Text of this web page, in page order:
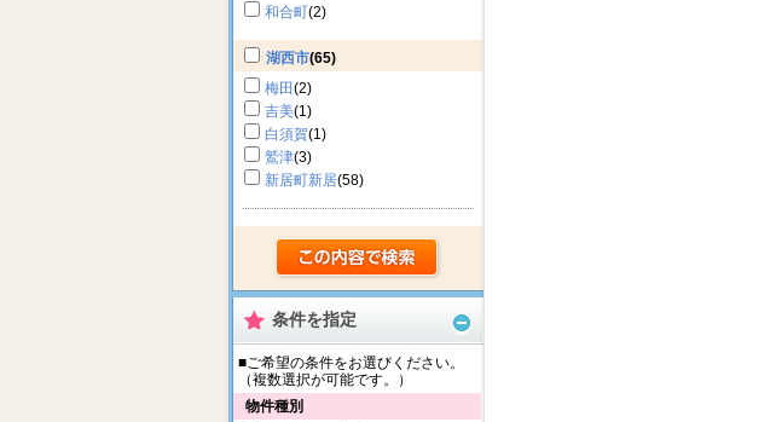
和合町(2)
湖西市(65)
梅田(2)
吉美(1)
白須賀(1)
鷲津(3)
新居町新居(58)
条件を指定
■ご希望の条件をお選びください。
（複数選択が可能です。）
物件種別